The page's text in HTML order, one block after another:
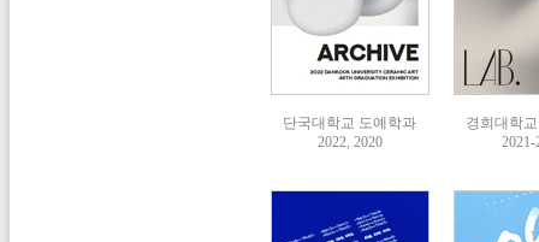
단국대학교 도예학과
2022, 2020
경희대학
2021-